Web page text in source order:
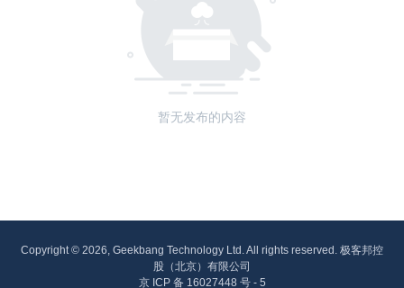
暂无发布的内容
Copyright © 2026, Geekbang Technology Ltd. All rights reserved. 极客邦控
股（北京）有限公司
京 ICP 备 16027448 号 - 5